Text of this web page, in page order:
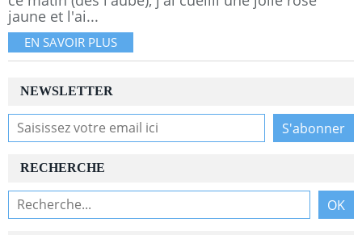
jaune et l'ai...
EN SAVOIR PLUS
NEWSLETTER
RECHERCHE